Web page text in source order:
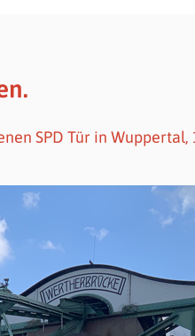
SPD Tür in